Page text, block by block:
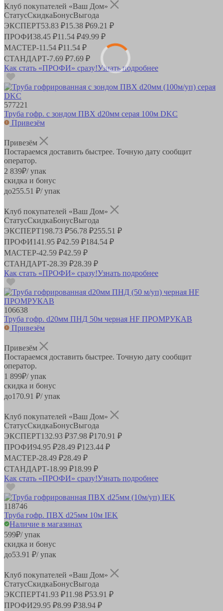
Клуб покупателей «Ваш Дом»
СтатусСкидкаБонусВыгода
ЭКСПЕРТ53.83 ₽15.38 ₽69.21 ₽
ПРОФИ38.45 ₽11.54 ₽49.99 ₽
МАСТЕР-11.54 ₽11.54 ₽
СТАНДАРТ-7.69 ₽7.69 ₽
Как стать «ПРОФИ» сразу!Узнать подробнее
577221
Труба гофр. с зондом ПВХ d20мм серая 100м DKC
Привезём
Привезём
Постараемся доставить быстрее. Точную дату сообщит
оператор.
2 839₽/ упак
скидка и бонус
до255.51 ₽/ упак
Клуб покупателей «Ваш Дом»
СтатусСкидкаБонусВыгода
ЭКСПЕРТ198.73 ₽56.78 ₽255.51 ₽
ПРОФИ141.95 ₽42.59 ₽184.54 ₽
МАСТЕР-42.59 ₽42.59 ₽
СТАНДАРТ-28.39 ₽28.39 ₽
Как стать «ПРОФИ» сразу!Узнать подробнее
106638
Труба гофр. d20мм ПНД 50м черная HF ПРОМРУКАВ
Привезём
Привезём
Постараемся доставить быстрее. Точную дату сообщит
оператор.
1 899₽/ упак
скидка и бонус
до170.91 ₽/ упак
Клуб покупателей «Ваш Дом»
СтатусСкидкаБонусВыгода
ЭКСПЕРТ132.93 ₽37.98 ₽170.91 ₽
ПРОФИ94.95 ₽28.49 ₽123.44 ₽
МАСТЕР-28.49 ₽28.49 ₽
СТАНДАРТ-18.99 ₽18.99 ₽
Как стать «ПРОФИ» сразу!Узнать подробнее
118746
Труба гофр. ПВХ d25мм 10м IEK
Наличие в магазинах
599₽/ упак
скидка и бонус
до53.91 ₽/ упак
Клуб покупателей «Ваш Дом»
СтатусСкидкаБонусВыгода
ЭКСПЕРТ41.93 ₽11.98 ₽53.91 ₽
ПРОФИ29.95 ₽8.99 ₽38.94 ₽